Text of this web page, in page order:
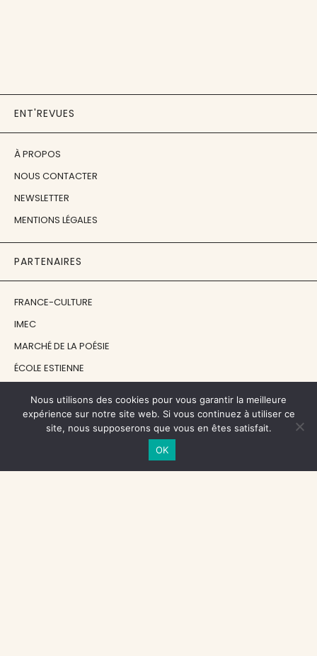
ENT'REVUES
À PROPOS
NOUS CONTACTER
NEWSLETTER
MENTIONS LÉGALES
PARTENAIRES
FRANCE-CULTURE
IMEC
MARCHÉ DE LA POÉSIE
ÉCOLE ESTIENNE
DIACRITIK
EN ATTENDANT NADEAU
NOS SOUTIENS
Nous utilisons des cookies pour vous garantir la meilleure
expérience sur notre site web. Si vous continuez à utiliser ce
site, nous supposerons que vous en êtes satisfait.
OK